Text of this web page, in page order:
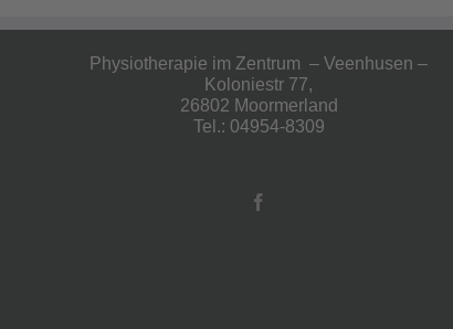
Physiotherapie im Zentrum – Veenhusen –
Koloniestr 77,
26802 Moormerland
Tel.: 04954-8309